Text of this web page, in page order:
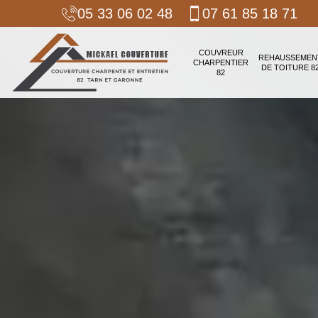
05 33 06 02 48 07 61 85 18 71
COUVREUR
CHARPENTIER
82
DE TOITURE